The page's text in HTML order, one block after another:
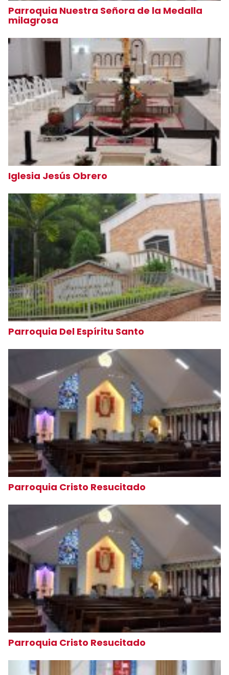
Parroquia Nuestra Señora de la Medalla
milagrosa
Iglesia Jesús Obrero
Parroquia Del Espíritu Santo
Parroquia Cristo Resucitado
Parroquia Cristo Resucitado